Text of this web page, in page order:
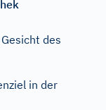
des
in der